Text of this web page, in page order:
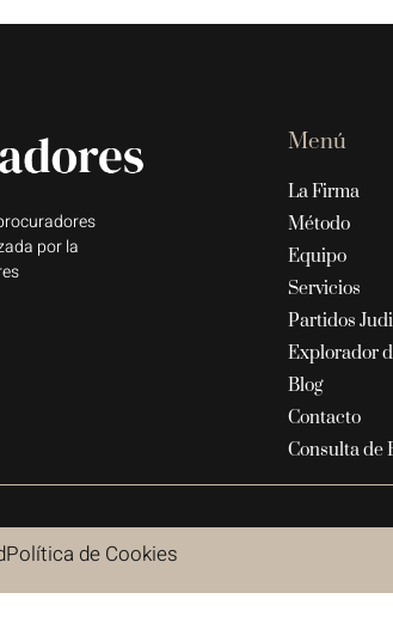
por la
Menú
La Firma
Método
Equipo
Servicios
Partidos
Explorador
Blog
Contacto
Consulta de
Política de Cookies